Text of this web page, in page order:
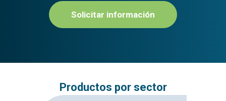
Solicitar información
Productos por sector